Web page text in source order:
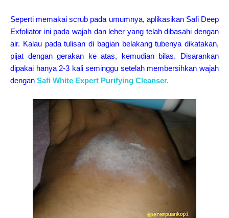
Seperti memakai scrub pada umumnya, aplikasikan Safi Deep
Exfoliator ini pada wajah dan leher yang telah dibasahi dengan
air. Kalau pada tulisan di bagian belakang tubenya dikatakan,
pijat dengan gerakan ke atas, kemudian bilas. Disarankan
dipakai hanya 2-3 kali seminggu setelah membersihkan wajah
dengan Safi White Expert Purifying Cleanser.